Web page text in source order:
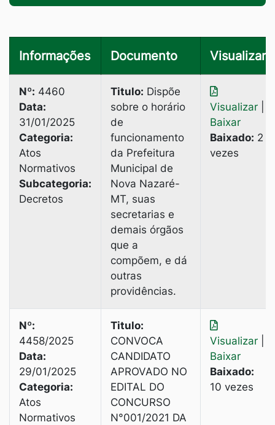
Informações Documento Visualizar
Nº: 4460
Data:
31/01/2025
Categoria:
Atos
Normativos
Subcategoria:
Decretos
Titulo: Dispõe
sobre о horário
de
funcionamento
da Prefeitura
Municipal de
Nova Nazaré-
MT, suas
secretarias e
demais órgãos
que a
compõem, e dá
outras
providências.
Visualizar
Baixar
Baixado: 2
vezes
Nº:
4458/2025
Data:
29/01/2025
Categoria:
Atos
Normativos
Titulo:
CONVOCA
CANDIDATO
APROVADO NO
EDITAL DO
CONCURSO
N°001/2021 DA
Visualizar
Baixar
Baixado:
10 vezes